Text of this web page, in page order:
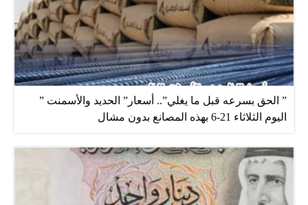
” الحق بسرعه قبل ما يغلي”.. أسعار” الحديد والأسمنت ”
اليوم الثلاثاء 21-6 بهذه المصانع بدون مشال